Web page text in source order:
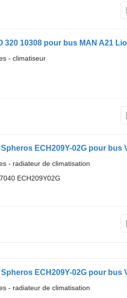
320 10308 pour bus MAN A21
- climatiseur
ECH209Y-02G pour bus
- radiateur de climatisation
ECH209Y02G
ECH209Y-02G pour bus
- radiateur de climatisation